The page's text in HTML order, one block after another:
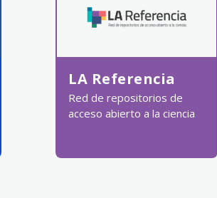
LA Referencia
Red de repositorios de
acceso abierto a la ciencia